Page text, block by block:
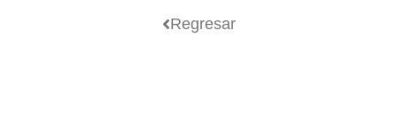
Regresar